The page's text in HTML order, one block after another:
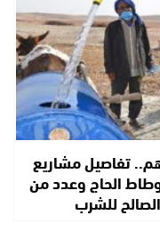
مليون درهم.. تفاصيل مشاريع
الحاج وعدد من
للشرب